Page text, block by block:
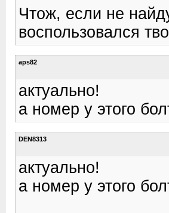
Чтож, если не
воспользовался
aps82
актуально!
а номер у этого
DEN8313
актуально!
а номер у этого